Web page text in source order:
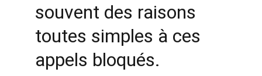
souvent des raisons
toutes simples à ces
appels bloqués.